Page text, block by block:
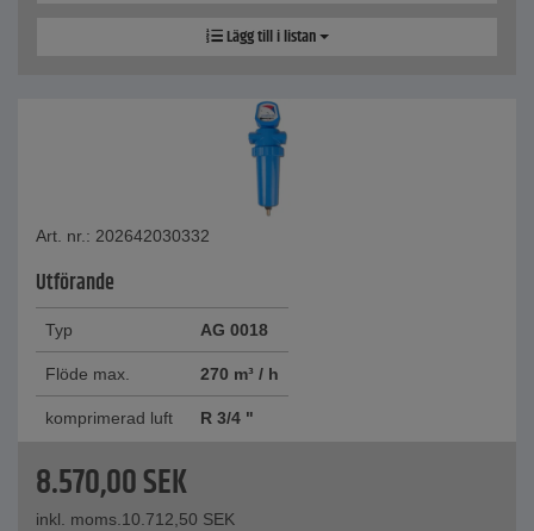
Lägg till i listan
Art. nr.: 202642030332
Utförande
Typ AG 0018
Flöde max. 270 m³ / h
komprimerad luft R 3/4 "
8.570,00SEK
inkl. moms.10.712,50 SEK